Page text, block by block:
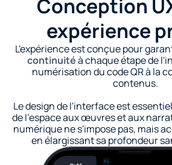
Conception
expérience
L'expérience est conçue pour
continuité à chaque étape de
numérisation du code QR à la
contenus.
Le design de l'interface est
de l'espace aux œuvres et aux
numérique ne s'impose pas, mais
en élargissant sa profondeur